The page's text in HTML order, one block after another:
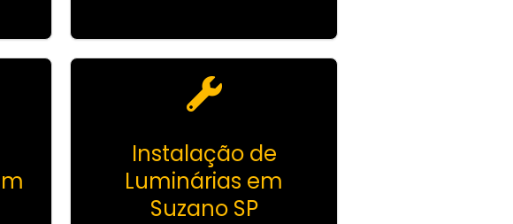
Instalação de
Luminárias em
Suzano SP